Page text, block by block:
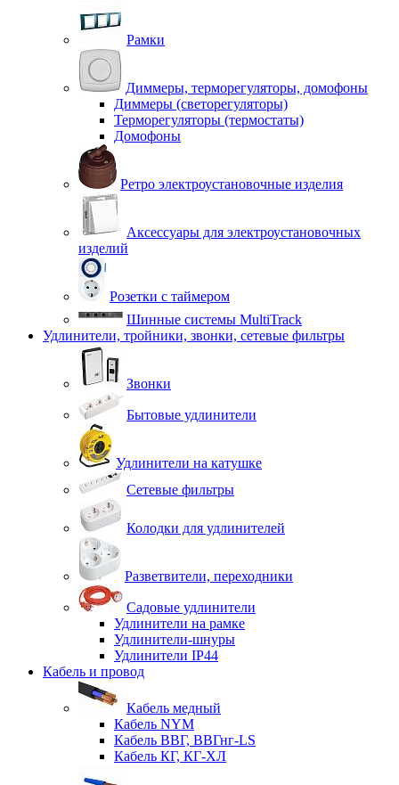
Рамки
Диммеры, терморегуляторы, домофоны
Диммеры (светорегуляторы)
Терморегуляторы (термостаты)
Домофоны
Ретро электроустановочные изделия
Аксессуары для электроустановочных
изделий
Розетки с таймером
Шинные системы MultiTrack
Удлинители, тройники, звонки, сетевые фильтры
Звонки
Бытовые удлинители
Удлинители на катушке
Сетевые фильтры
Колодки для удлинителей
Разветвители, переходники
Садовые удлинители
Удлинители на рамке
Удлинители-шнуры
Удлинители IP44
Кабель и провод
Кабель медный
Кабель NYM
Кабель ВВГ, ВВГнг-LS
Кабель КГ, КГ-ХЛ